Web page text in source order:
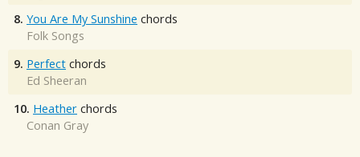
8. You Are My Sunshine chords
Folk Songs
9. Perfect chords
Ed Sheeran
10. Heather chords
Conan Gray